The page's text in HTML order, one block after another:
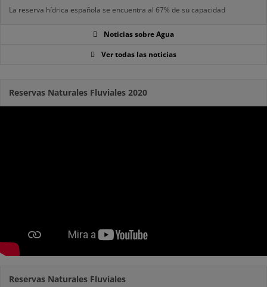
La reserva hídrica española se encuentra al 67% de su capacidad
Noticias sobre Agua
Ver todas las noticias
Reservas Naturales Fluviales 2020
Reservas Naturales Fluviales